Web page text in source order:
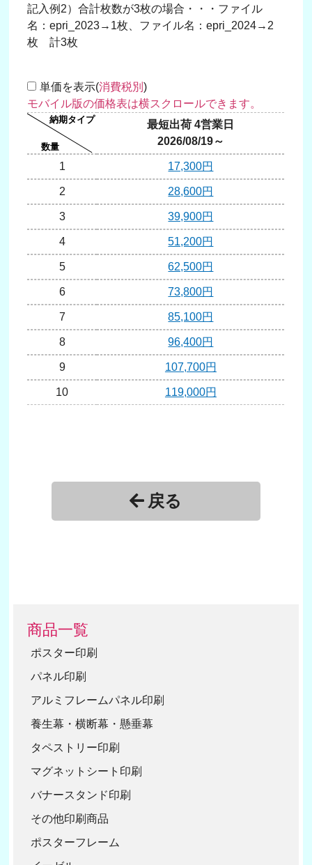
記入例2）合計枚数が3枚の場合・・・ファイル
名：epri_2023→1枚、ファイル名：epri_2024→2
枚 計3枚
単価を表示(消費税別)
最短出荷 4営業日
2026/08/19～
1 17,300円
2 28,600円
3 39,900円
4 51,200円
5 62,500円
6 73,800円
7 85,100円
8 96,400円
9 107,700円
10 119,000円
戻る
商品一覧
ポスター印刷
パネル印刷
アルミフレームパネル印刷
養生幕・横断幕・懸垂幕
タペストリー印刷
マグネットシート印刷
バナースタンド印刷
その他印刷商品
ポスターフレーム